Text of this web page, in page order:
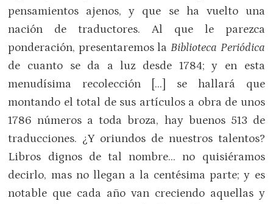
pensamientos ajenos, y que se ha vuelto una
nación de traductores. Al que le parezca
ponderación, presentaremos laBiblioteca Periódica
de cuanto se da a luz desde 1784; y en esta
menudísima recolección […] se hallará que
montando el total de sus artículos a obra de unos
1786 números a toda broza, hay buenos 513 de
traducciones. ¿Y oriundos de nuestros talentos?
Libros dignos de tal nombre… no quisiéramos
decirlo, mas no llegan a la centésima parte; y es
notable que cada año van creciendo aquellas y